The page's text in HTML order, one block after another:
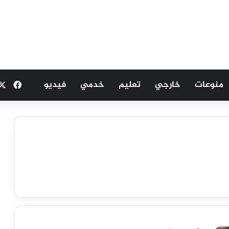
منوعات خارجي تعليم خدمي فيديو